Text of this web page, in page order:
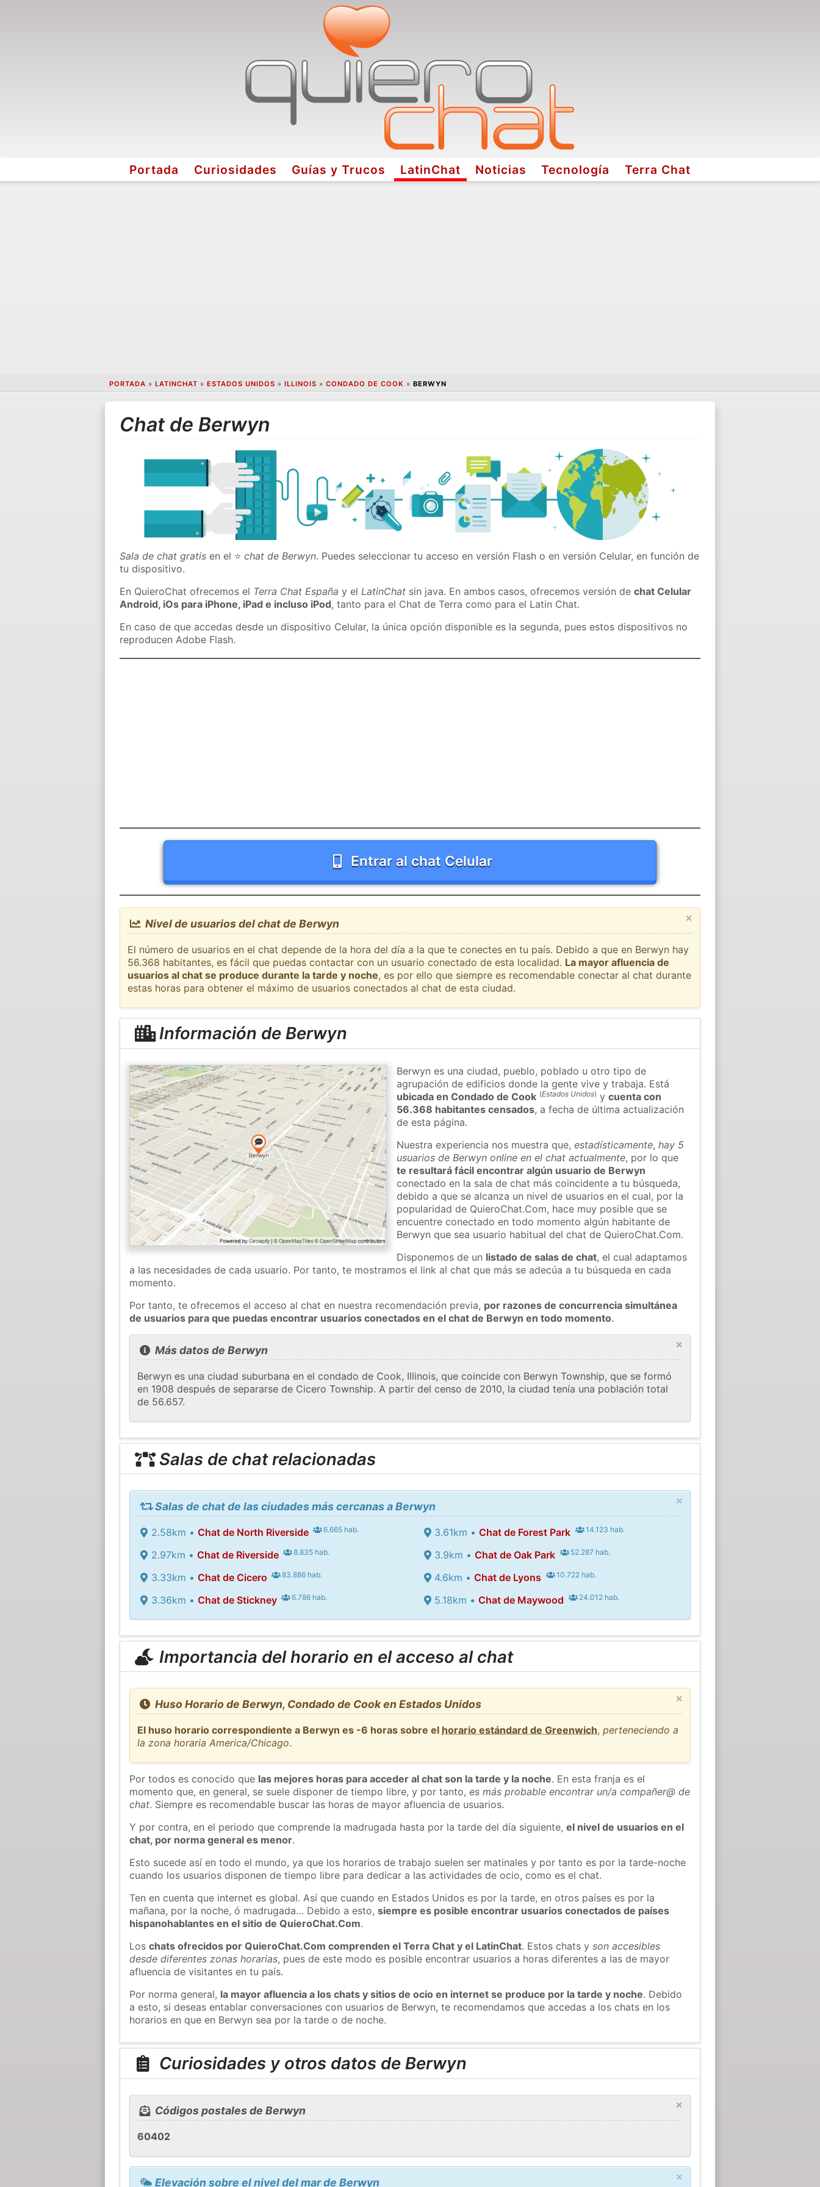
Portada Curiosidades Guías y Trucos LatinChat Noticias Tecnología Terra Chat
PORTADA » LATINCHAT » ESTADOS UNIDOS » ILLINOIS » CONDADO DE COOK » BERWYN
Chat de Berwyn
Sala de chat gratis en el ⭐chat de Berwyn. Puedes seleccionar tu acceso en versión Flash o en versión Celular, en función de
tu dispositivo.
En QuieroChat ofrecemos el Terra Chat España y elLatinChat sin java. En ambos casos, ofrecemos versión dechat Celular
Android, iOs para iPhone, iPad e incluso iPod, tanto para el Chat de Terra como para el Latin Chat.
En caso de que accedas desde un dispositivo Celular, la única opción disponible es la segunda, pues estos dispositivos no
reproducen Adobe Flash.
Entrar al chat Celular
×
Nivel de usuarios del chat de Berwyn
El número de usuarios en el chat depende de la hora del día a la que te conectes en tu país. Debido a que en Berwyn hay
56.368 habitantes, es fácil que puedas contactar con un usuario conectado de esta localidad. La mayor afluencia de
usuarios al chat se produce durante la tarde y noche, es por ello que siempre es recomendable conectar al chat durante
estas horas para obtener el máximo de usuarios conectados al chat de esta ciudad.
Información de Berwyn
Berwyn es una ciudad, pueblo, poblado u otro tipo de
agrupación de edificios donde la gente vive y trabaja. Está
ubicada en Condado de Cook (Estados Unidos) ycuenta con
56.368 habitantes censados, a fecha de última actualización
de esta página.
Nuestra experiencia nos muestra que,estadísticamente,hay 5
usuarios de Berwyn online en el chat actualmente, por lo que
te resultará fácil encontrar algún usuario de Berwyn
conectado en la sala de chat más coincidente a tu búsqueda,
debido a que se alcanza un nivel de usuarios en el cual, por la
popularidad de QuieroChat.Com, hace muy posible que se
encuentre conectado en todo momento algún habitante de
Berwyn que sea usuario habitual del chat de QuieroChat.Com.
Disponemos de un listado de salas de chat, el cual adaptamos
a las necesidades de cada usuario. Por tanto, te mostramos el link al chat que más se adecúa a tu búsqueda en cada
momento.
Por tanto, te ofrecemos el acceso al chat en nuestra recomendación previa, por razones de concurrencia simultánea
de usuarios para que puedas encontrar usuarios conectados en el chat de Berwyn en todo momento.
×
Más datos de Berwyn
Berwyn es una ciudad suburbana en el condado de Cook, Illinois, que coincide con Berwyn Township, que se formó
en 1908 después de separarse de Cicero Township. A partir del censo de 2010, la ciudad tenía una población total
de 56.657.
Salas de chat relacionadas
×
Salas de chat de las ciudades más cercanas a Berwyn
2.58km • Chat de North Riverside 6.665 hab.
2.97km • Chat de Riverside 8.835 hab.
3.33km • Chat de Cicero 83.886 hab.
3.36km • Chat de Stickney 6.786 hab.
3.61km •Chat de Forest Park 14.123 hab.
3.9km •Chat de Oak Park 52.287 hab.
4.6km •Chat de Lyons 10.722 hab.
5.18km •Chat de Maywood 24.012 hab.
Importancia del horario en el acceso al chat
×
Huso Horario de Berwyn, Condado de Cook en Estados Unidos
El huso horario correspondiente a Berwyn es -6 horas sobre el horario estándard de Greenwich,perteneciendo a
la zona horaria America/Chicago.
Por todos es conocido que las mejores horas para acceder al chat son la tarde y la noche. En esta franja es el
momento que, en general, se suele disponer de tiempo libre, y por tanto,es más probable encontrar un/a compañer@ de
chat. Siempre es recomendable buscar las horas de mayor afluencia de usuarios.
Y por contra, en el periodo que comprende la madrugada hasta por la tarde del día siguiente,el nivel de usuarios en el
chat, por norma general es menor.
Esto sucede así en todo el mundo, ya que los horarios de trabajo suelen ser matinales y por tanto es por la tarde-noche
cuando los usuarios disponen de tiempo libre para dedicar a las actividades de ocio, como es el chat.
Ten en cuenta que internet es global. Así que cuando en Estados Unidos es por la tarde, en otros países es por la
mañana, por la noche, ó madrugada… Debido a esto,siempre es posible encontrar usuarios conectados de países
hispanohablantes en el sitio de QuieroChat.Com.
Loschats ofrecidos por QuieroChat.Com comprenden el Terra Chat y el LatinChat. Estos chats yson accesibles
desde diferentes zonas horarias, pues de este modo es posible encontrar usuarios a horas diferentes a las de mayor
afluencia de visitantes en tu país.
Por norma general, la mayor afluencia a los chats y sitios de ocio en internet se produce por la tarde y noche. Debido
a esto, si deseas entablar conversaciones con usuarios de Berwyn, te recomendamos que accedas a los chats en los
horarios en que en Berwyn sea por la tarde o de noche.
Curiosidades y otros datos de Berwyn
×
Códigos postales de Berwyn
60402
×
Elevación sobre el nivel del mar de Berwyn